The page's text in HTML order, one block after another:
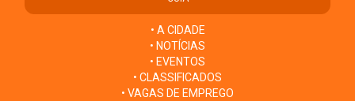
• A CIDADE
• NOTÍCIAS
• EVENTOS
• CLASSIFICADOS
• VAGAS DE EMPREGO